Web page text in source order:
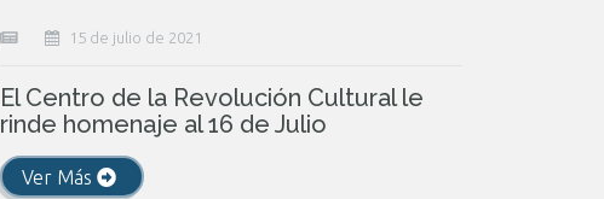
15 de julio de 2021
El Centro de la Revolución Cultural le
rinde homenaje al 16 de Julio
Ver Más